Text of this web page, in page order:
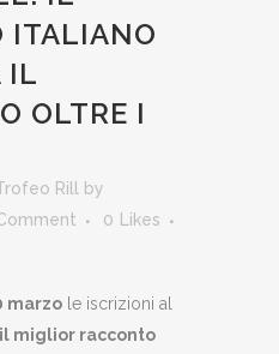
ITALIANO
IL
OLTRE I
Rill
by
0
Likes
marzo le iscrizioni al
il miglior racconto